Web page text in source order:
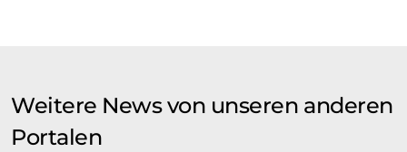
Weitere News von unseren anderen
Portalen